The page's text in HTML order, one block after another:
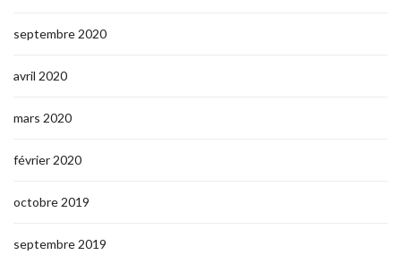
septembre 2020
avril 2020
mars 2020
février 2020
octobre 2019
septembre 2019